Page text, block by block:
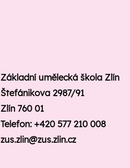
Základní umělecká škola Zlín
Štefánikova 2987/91
Zlín 760 01
Telefon: +420 577 210 008
zus.zlin@zus.zlin.cz